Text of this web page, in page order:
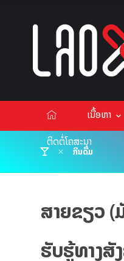
ເນື້ອຫາ
ຕິດຕໍ່ໂຄສະນາ
ກິນດື່ມ
ສາຍຂຽວ (
ຮັບຮູ້ທາງສັ